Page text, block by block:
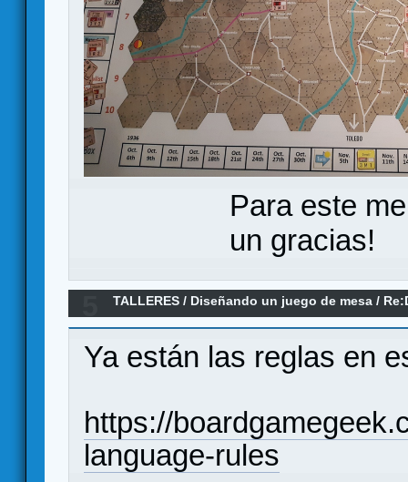
Para este
un gracias!
TALLERES / Diseñando un juego de mesa /
Ya están las reglas en
https://
language-rules